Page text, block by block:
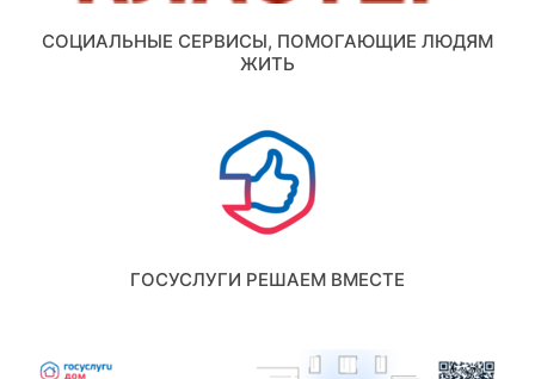
СОЦИАЛЬНЫЕ СЕРВИСЫ, ПОМОГАЮЩИЕ ЛЮДЯМ
ЖИТЬ
ГОСУСЛУГИ РЕШАЕМ ВМЕСТЕ